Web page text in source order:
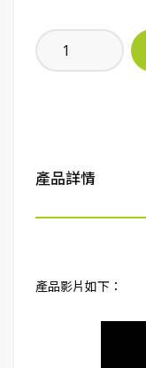
產品詳情
產品影片如下：